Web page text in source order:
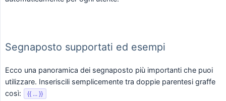
Segnaposto supportati ed esempi
Ecco una panoramica dei segnaposto più importanti che puoi
utilizzare. Inseriscili semplicemente tra doppie parentesi graffe
così:
{{ ... }}